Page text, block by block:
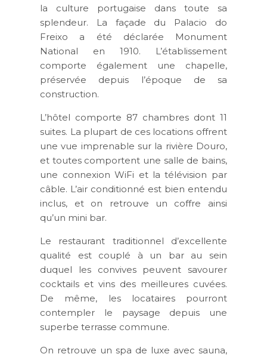
la culture portugaise dans toute sa
splendeur. La façade du Palacio do
Freixo a été déclarée Monument
National en 1910. L’établissement
comporte également une chapelle,
préservée depuis l’époque de sa
construction.
L’hôtel comporte 87 chambres dont 11
suites. La plupart de ces locations offrent
une vue imprenable sur la rivière Douro,
et toutes comportent une salle de bains,
une connexion WiFi et la télévision par
câble. L’air conditionné est bien entendu
inclus, et on retrouve un coffre ainsi
qu’un mini bar.
Le restaurant traditionnel d’excellente
qualité est couplé à un bar au sein
duquel les convives peuvent savourer
cocktails et vins des meilleures cuvées.
De même, les locataires pourront
contempler le paysage depuis une
superbe terrasse commune.
On retrouve un spa de luxe avec sauna,